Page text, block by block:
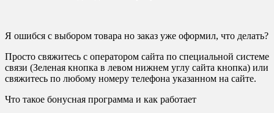
Я ошибся с выбором товара но заказ уже оформил, что делать?
Просто свяжитесь с оператором сайта по специальной системе
связи (Зеленая кнопка в левом нижнем углу сайта кнопка) или
свяжитесь по любому номеру телефона указанном на сайте.
Что такое бонусная программа и как работает